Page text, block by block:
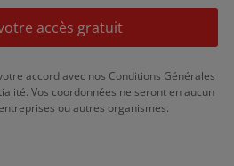
accès gratuit
accord avec nos Conditions Générales
Vos coordonnées ne seront en aucun
ou autres organismes.